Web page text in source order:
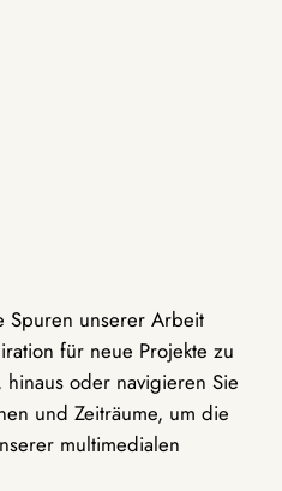
Spuren unserer Arbeit
für neue Projekte zu
oder navigieren Sie
und Zeiträume, um die
multimedialen